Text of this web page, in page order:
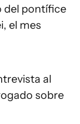
del pontífice
el mes
al
sobre